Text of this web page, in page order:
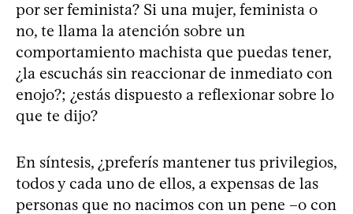
por ser feminista? Si una mujer, feminista o
no, te llama la atención sobre un
comportamiento machista que puedas tener,
¿la escuchás sin reaccionar de inmediato con
enojo?; ¿estás dispuesto a reflexionar sobre lo
que te dijo?
En síntesis, ¿preferís mantener tus privilegios,
todos y cada uno de ellos, a expensas de las
personas que no nacimos con un pene –o con